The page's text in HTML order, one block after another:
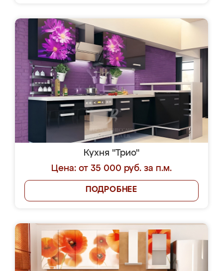
Кухня "Трио"
Цена: от 35 000 руб. за п.м.
ПОДРОБНЕЕ